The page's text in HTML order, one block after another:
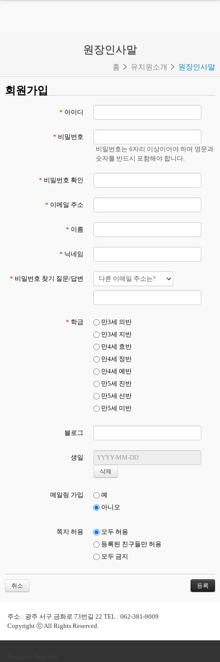
원장인사말
홈 유치원소개 원장인사말
회원가입
* 아이디
* 비밀번호
비밀번호는 6자리 이상이어야 하며 영문과
숫자를 반드시 포함해야 합니다.
* 비밀번호 확인
* 이메일 주소
* 이름
* 닉네임
* 비밀번호 찾기 질문/답변
* 학급
만3세 의반
만3세 지반
만4세 효반
만4세 정반
만4세 예반
만5세 진반
만5세 선반
만5세 미반
블로그
생일
메일링 가입
예
아니오
쪽지 허용
모두 허용
등록된 친구들만 허용
모두 금지
취소
주소 : 광주 서구 금화로 73번길 22 TEL : 062-381-9009
Copyright ⓒ All Rights Reserved.
- 연혁
- 교육이념